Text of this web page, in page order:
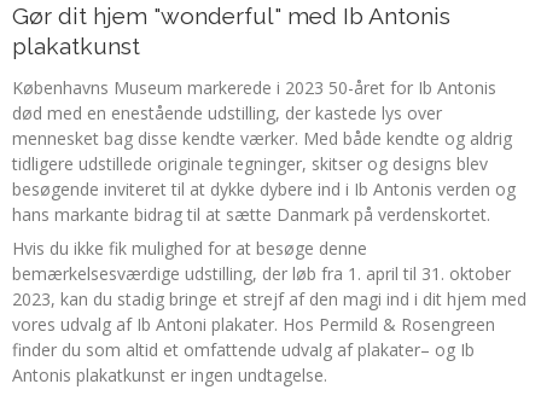
Gør dit hjem "wonderful" med Ib Antonis
plakatkunst
Københavns Museum markerede i 2023 50-året for Ib Antonis
død med en enestående udstilling, der kastede lys over
mennesket bag disse kendte værker. Med både kendte og aldrig
tidligere udstillede originale tegninger, skitser og designs blev
besøgende inviteret til at dykke dybere ind i Ib Antonis verden og
hans markante bidrag til at sætte Danmark på verdenskortet.
Hvis du ikke fik mulighed for at besøge denne
bemærkelsesværdige udstilling, der løb fra 1. april til 31. oktober
2023, kan du stadig bringe et strejf af den magi ind i dit hjem med
vores udvalg af Ib Antoni plakater. Hos Permild & Rosengreen
finder du som altid et omfattende udvalg af plakater– og Ib
Antonis plakatkunst er ingen undtagelse.